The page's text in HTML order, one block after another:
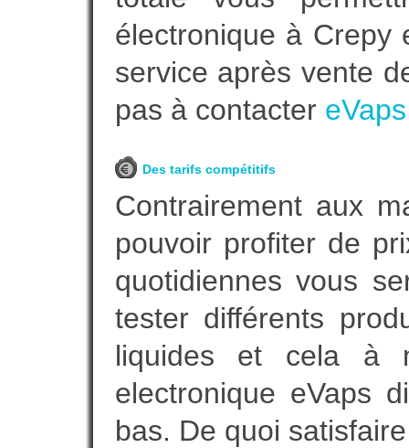
électronique à Crepy
service après vente
pas à contacter eVaps
Des tarifs compétitifs
Contrairement aux
pouvoir profiter de
quotidiennes vous
tester différents
liquides et cela à
electronique eVaps
bas. De quoi